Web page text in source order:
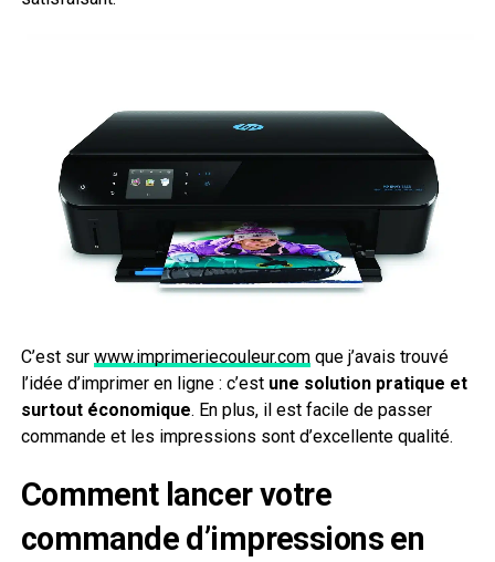
C’est sur www.imprimeriecouleur.comque j’avais trouvé
l’idée d’imprimer en ligne : c’estune solution pratique et
surtout économique. En plus, il est facile de passer
commande et les impressions sont d’excellente qualité.
Comment lancer votre
commande d’impressions en